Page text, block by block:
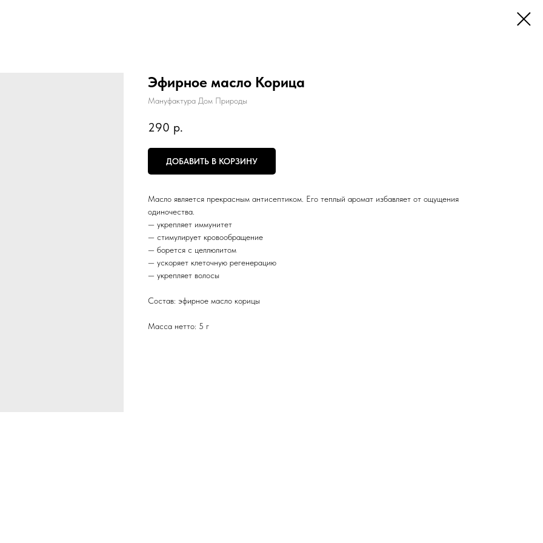
Эфирное масло Корица
Мануфактура Дом Природы
290 р.
ДОБАВИТЬ В КОРЗИНУ
Масло является прекрасным антисептиком. Его теплый аромат избавляет от ощущения
одиночества.
— укрепляет иммунитет
— стимулирует кровообращение
— борется с целлюлитом
— ускоряет клеточную регенерацию
— укрепляет волосы
Состав: эфирное масло корицы
Масса нетто: 5 г